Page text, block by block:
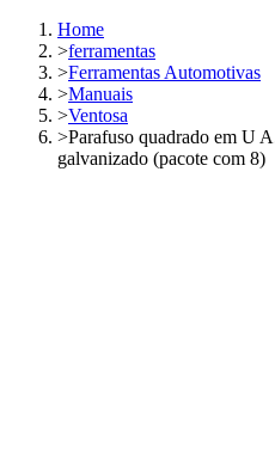
Home
>ferramentas
>Ferramentas Automotivas
>Manuais
>Ventosa
>Parafuso quadrado em U
galvanizado (pacote com 8)